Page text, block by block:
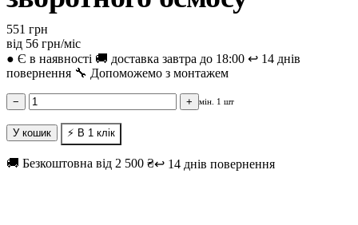
551 грн
від 56 грн/міс
● Є в наявності 🚚 доставка завтра до 18:00 ↩️ 14 днів
повернення 🔧 Допоможемо з монтажем
− + мін. 1 шт
У кошик ⚡ В 1 клік
🚚 Безкоштовна від 2 500 ₴↩️ 14 днів повернення